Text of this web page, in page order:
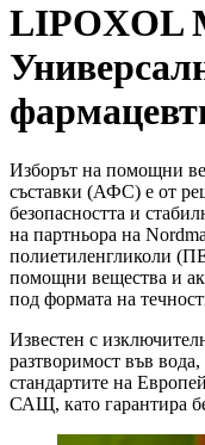
LIPOXOL
Изборът на помощни
съставки (АФС) е от
безопасността и
на партньора на
полиетиленгликоли
помощни вещества и
под формата на
Известен с
разтворимост във
стандартите на
САЩ, като гарантира